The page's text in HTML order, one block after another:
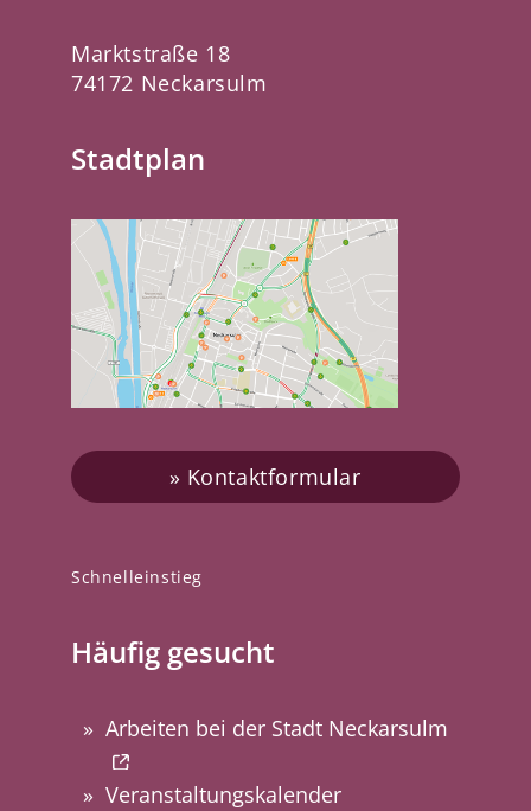
Schnelleinstieg
Häufig gesucht
Arbeiten bei der Stadt Neckarsulm
Veranstaltungskalender
Marktstraße 18
74172 Neckarsulm
Stadtplan
Kontaktformular